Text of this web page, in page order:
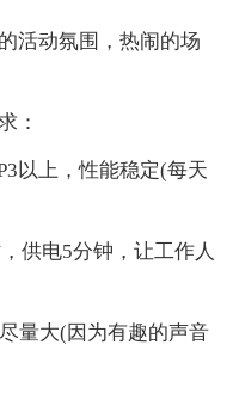
活动氛围，热闹的场
：
以上，性能稳定(每天
供电5分钟，让工作人
量大(因为有趣的声音